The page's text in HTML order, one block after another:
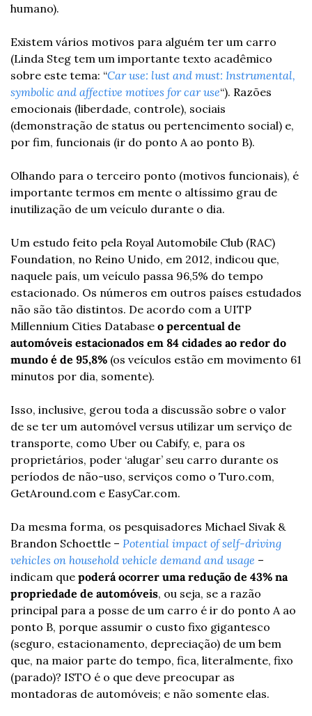
humano).
Existem vários motivos para alguém ter um carro
(Linda Steg tem um importante texto acadêmico
sobre este tema: “Car use: lust and must: Instrumental,
symbolic and affective motives for car use“). Razões
emocionais (liberdade, controle), sociais
(demonstração de status ou pertencimento social) e,
por fim, funcionais (ir do ponto A ao ponto B).
Olhando para o terceiro ponto (motivos funcionais), é
importante termos em mente o altíssimo grau de
inutilização de um veículo durante o dia.
Um estudo feito pela Royal Automobile Club (RAC)
Foundation, no Reino Unido, em 2012, indicou que,
naquele país, um veículo passa 96,5% do tempo
estacionado. Os números em outros países estudados
não são tão distintos. De acordo com a UITP
Millennium Cities Database o percentual de
automóveis estacionados em 84 cidades ao redor do
mundo é de 95,8% (os veículos estão em movimento 61
minutos por dia, somente).
Isso, inclusive, gerou toda a discussão sobre o valor
de se ter um automóvel versus utilizar um serviço de
transporte, como Uber ou Cabify, e, para os
proprietários, poder ‘alugar’ seu carro durante os
períodos de não-uso, serviços como o Turo.com,
GetAround.com e EasyCar.com.
Da mesma forma, os pesquisadores Michael Sivak &
Brandon Schoettle – Potential impact of self-driving
vehicles on household vehicle demand and usage –
indicam que poderá ocorrer uma redução de 43% na
propriedade de automóveis, ou seja, se a razão
principal para a posse de um carro é ir do ponto A ao
ponto B, porque assumir o custo fixo gigantesco
(seguro, estacionamento, depreciação) de um bem
que, na maior parte do tempo, fica, literalmente, fixo
(parado)? ISTO é o que deve preocupar as
montadoras de automóveis; e não somente elas.